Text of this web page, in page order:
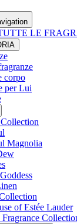
LE
corpo
per Lui
Magnolia
of Estée Lauder